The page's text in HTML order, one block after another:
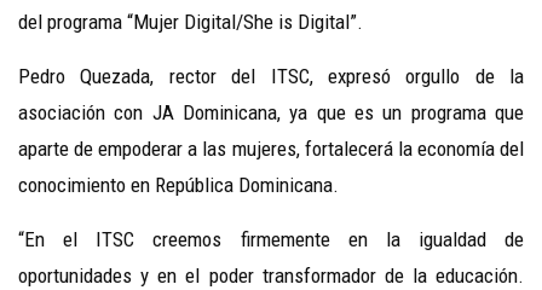
del programa “Mujer Digital/She is Digital”.
Pedro Quezada, rector del ITSC, expresó orgullo de la
asociación con JA Dominicana, ya que es un programa que
aparte de empoderar a las mujeres, fortalecerá la economía del
conocimiento en República Dominicana.
“En el ITSC creemos firmemente en la igualdad de
oportunidades y en el poder transformador de la educación.